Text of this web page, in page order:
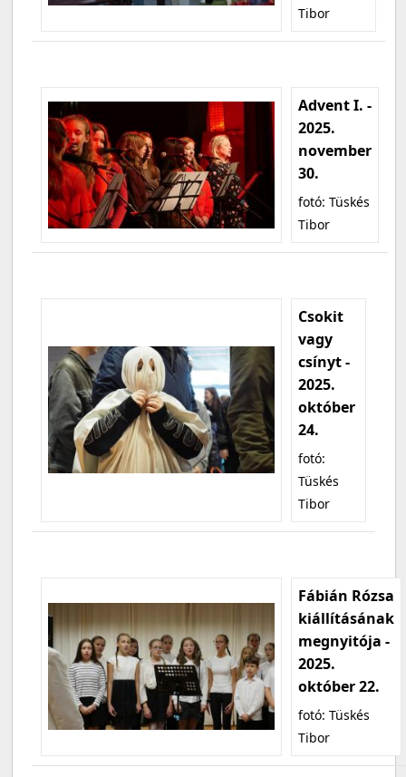
Tibor
Advent I. -
2025.
november
30.
fotó: Tüskés
Tibor
Csokit
vagy
csínyt -
2025.
október
24.
fotó:
Tüskés
Tibor
Fábián Rózsa
kiállításának
megnyitója -
2025.
október 22.
fotó: Tüskés
Tibor